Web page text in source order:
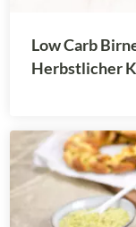
Low Carb
Herbstlicher